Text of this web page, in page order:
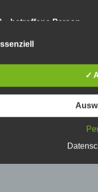
betroffene Person
Person ist jede
verarbeitet
Verarbeitung
Vorgang oder
die Organisation,
die
✓